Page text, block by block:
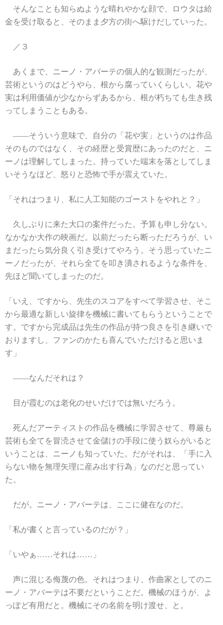
そんなことも知らぬような晴れやかな顔で、ロウタは給
金を受け取ると、そのまま夕方の街へ駆けだしていった。
／３
あくまで、ニーノ・アバーテの個人的な観測だったが、
芸術というのはどうやら、根から腐っていくらしい。花や
実は利用価値が少なからずあるから、根が朽ちても生き残
ってしまうこともある。
――そういう意味で、自分の「花や実」というのは作品
そのものではなく、その経歴と受賞歴にあったのだと、ニ
ーノは理解してしまった。持っていた端末を落としてしま
いそうなほど、怒りと恐怖で手が震えていた。
「それはつまり、私に人工知能のゴーストをやれと？」
久しぶりに来た大口の案件だった。予算も申し分ない。
なかなか大作の映画だ。以前だったら断っただろうが、い
まだったら気分良く引き受けてやろう。そう思っていたニ
ーノだったが、それら全てを叩き潰されるような条件を、
先ほど聞いてしまったのだ。
「いえ、ですから、先生のスコアをすべて学習させ、そこ
から最適な新しい旋律を機械に書いてもらうということで
す。ですから完成品は先生の作品が持つ良さを引き継いで
おりますし、ファンのかたも喜んでいただけると思いま
す」
――なんだそれは？
目が霞むのは老化のせいだけでは無いだろう。
死んだアーティストの作品を機械に学習させて、尊厳も
芸術も全てを冒涜させて金儲けの手段に使う奴らがいると
いうことは、ニーノも知っていた。だがそれは、「手に入
らない物を無理矢理に産み出す行為」なのだと思ってい
た。
だが。ニーノ・アバーテは、ここに健在なのだ。
「私が書くと言っているのだが？」
「いやぁ……それは……」
声に混じる侮蔑の色。それはつまり、作曲家としてのニ
ーノ・アバーテは不要だということだ。機械のほうが、よ
っぽど有用だと。機械にその名前を明け渡せ、と。